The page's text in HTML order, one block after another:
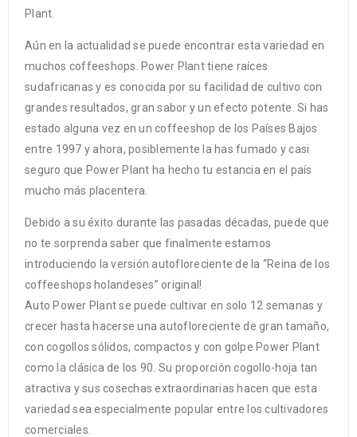
Plant.
Aún en la actualidad se puede encontrar esta variedad en
muchos coffeeshops. Power Plant tiene raíces
sudafricanas y es conocida por su facilidad de cultivo con
grandes resultados, gran sabor y un efecto potente. Si has
estado alguna vez en un coffeeshop de los Países Bajos
entre 1997 y ahora, posiblemente la has fumado y casi
seguro que Power Plant ha hecho tu estancia en el país
mucho más placentera.
Debido a su éxito durante las pasadas décadas, puede que
no te sorprenda saber que finalmente estamos
introduciendo la versión autofloreciente de la “Reina de los
coffeeshops holandeses” original!
Auto Power Plant se puede cultivar en solo 12 semanas y
crecer hasta hacerse una autofloreciente de gran tamaño,
con cogollos sólidos, compactos y con golpe Power Plant
como la clásica de los 90. Su proporción cogollo-hoja tan
atractiva y sus cosechas extraordinarias hacen que esta
variedad sea especialmente popular entre los cultivadores
comerciales.